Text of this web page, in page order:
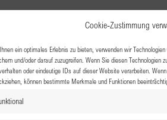
Cookie-Zustimmung
ein optimales Erlebnis zu bieten, verwenden wir
und/oder darauf zuzugreifen. Wenn Sie diesen Technologien
oder eindeutige IDs auf dieser Website verarbeiten.
können bestimmte Merkmale und Funktionen